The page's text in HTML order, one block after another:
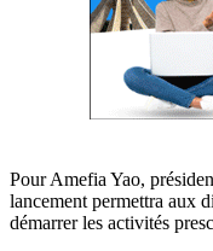
Pour Amefia Yao,
lancement permettra aux
démarrer les activités